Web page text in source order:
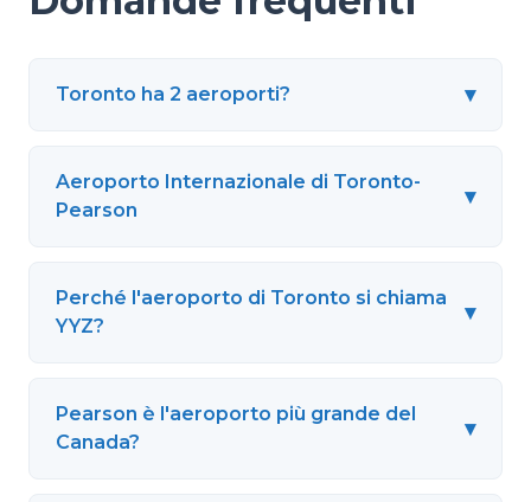
Toronto ha 2 aeroporti? ▾
Aeroporto Internazionale di Toronto-
Pearson
▾
Perché l'aeroporto di Toronto si chiama
YYZ?
▾
Pearson è l'aeroporto più grande del
Canada?
▾